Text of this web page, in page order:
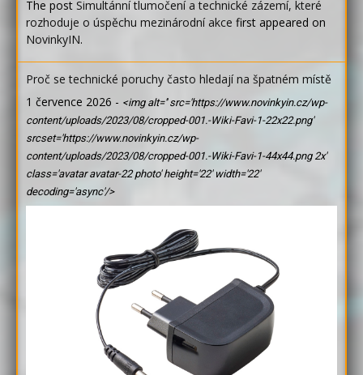
The post Simultánní tlumočení a technické zázemí, které
rozhoduje o úspěchu mezinárodní akce first appeared on
NovinkyIN.
Proč se technické poruchy často hledají na špatném místě
1 července 2026 - <img alt='' src='https://www.novinkyin.cz/wp-
content/uploads/2023/08/cropped-001.-Wiki-Favi-1-22x22.png'
srcset='https://www.novinkyin.cz/wp-
content/uploads/2023/08/cropped-001.-Wiki-Favi-1-44x44.png 2x'
class='avatar avatar-22 photo' height='22' width='22'
decoding='async'/>